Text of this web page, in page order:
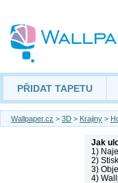
PŘIDAT TAPETU
Wallpaper.cz > 3D > Krajiny >
Jak
1)
2)
3)
4)